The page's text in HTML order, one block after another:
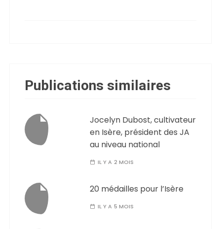
Publications similaires
Jocelyn Dubost, cultivateur
en Isère, président des JA
au niveau national
IL Y A 2 MOIS
20 médailles pour l’Isère
IL Y A 5 MOIS